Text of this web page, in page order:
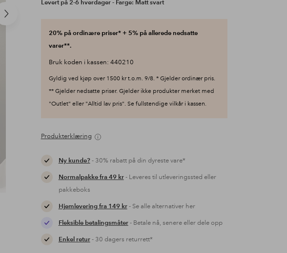
Neste
produkt
Levert på 2-6 hverdager - Farge: Matt svart
20% på ordinære priser* + 5% på allerede nedsatte
varer**.
Bruk koden i kassen: 440210
Gyldig ved kjøp over 1500 kr t.o.m. 9/8. * Gjelder ordinær pris.
** Gjelder nedsatte priser. Gjelder ikke produkter merket med
"Outlet" eller "Alltid lav pris". Se fullstendige vilkår i kassen.
Produkterklæring
Ny kunde?- 30% rabatt på din dyreste vare*
Normalpakke fra 49 kr- Leveres til utleveringssted eller
pakkeboks
Hjemlevering fra 149 kr- Se alle alternativer her
Fleksible betalingsmåter- Betale nå, senere eller dele opp
Enkel retur- 30 dagers returrett*